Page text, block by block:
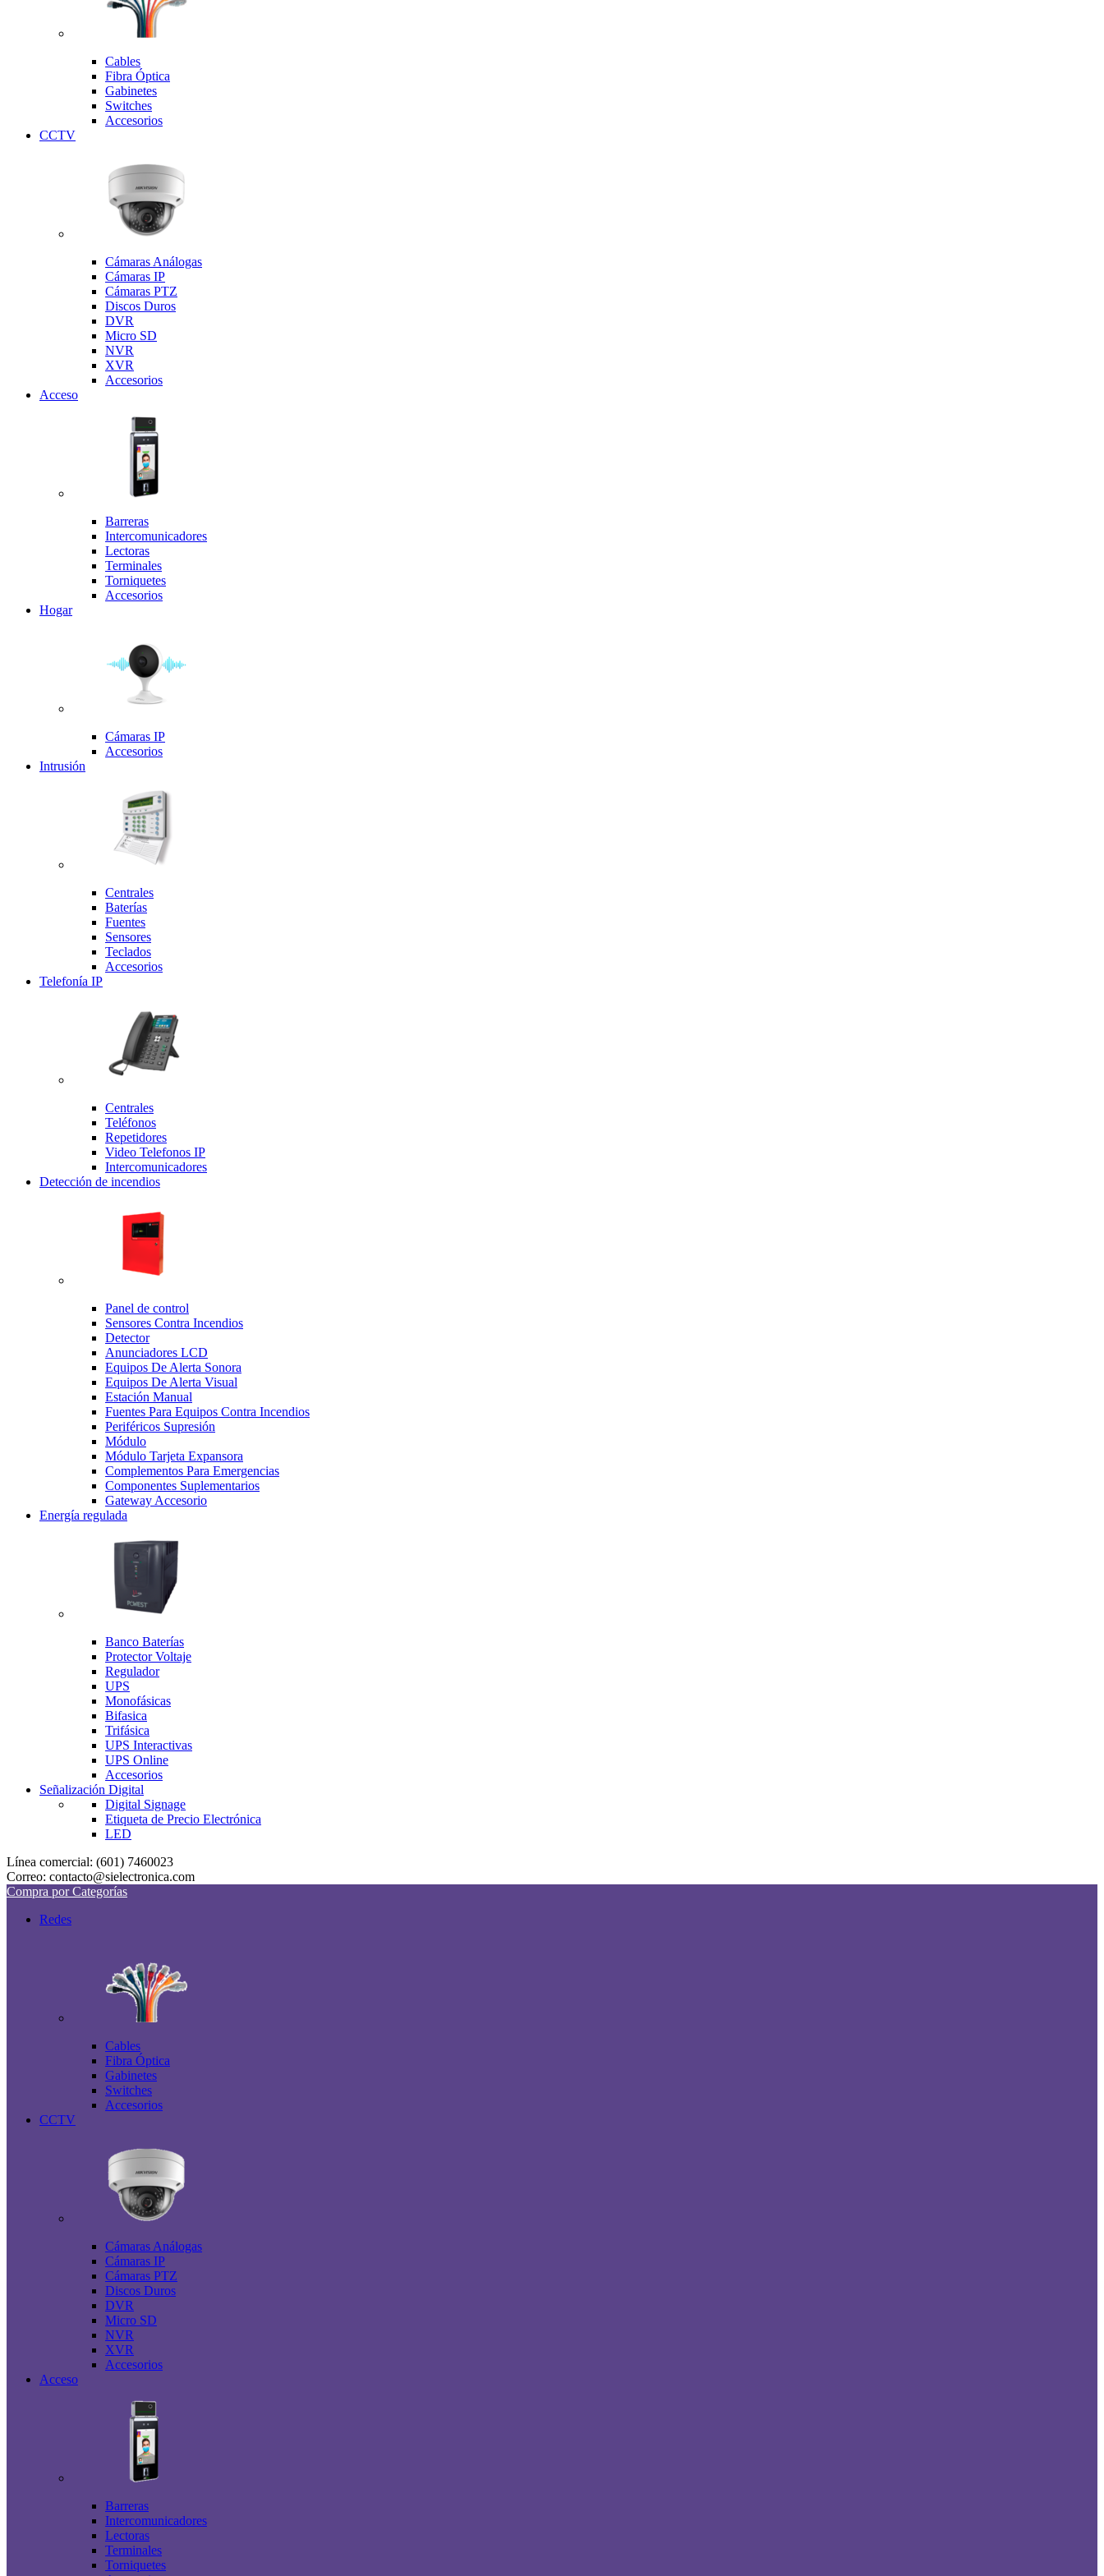
Cables
Fibra Óptica
Gabinetes
Switches
Accesorios
CCTV
Cámaras Análogas
Cámaras IP
Cámaras PTZ
Discos Duros
DVR
Micro SD
NVR
XVR
Accesorios
Acceso
Barreras
Intercomunicadores
Lectoras
Terminales
Torniquetes
Accesorios
Hogar
Cámaras IP
Accesorios
Intrusión
Centrales
Baterías
Fuentes
Sensores
Teclados
Accesorios
Telefonía IP
Centrales
Teléfonos
Repetidores
Video Telefonos IP
Intercomunicadores
Detección de incendios
Panel de control
Sensores Contra Incendios
Detector
Anunciadores LCD
Equipos De Alerta Sonora
Equipos De Alerta Visual
Estación Manual
Fuentes Para Equipos Contra Incendios
Periféricos Supresión
Módulo
Módulo Tarjeta Expansora
Complementos Para Emergencias
Componentes Suplementarios
Gateway Accesorio
Energía regulada
Banco Baterías
Protector Voltaje
Regulador
UPS
Monofásicas
Bifasica
Trifásica
UPS Interactivas
UPS Online
Accesorios
Señalización Digital
Digital Signage
Etiqueta de Precio Electrónica
LED
Línea comercial: (601) 7460023
Correo: contacto@sielectronica.com
Compra por Categorías
Redes
Cables
Fibra Óptica
Gabinetes
Switches
Accesorios
CCTV
Cámaras Análogas
Cámaras IP
Cámaras PTZ
Discos Duros
DVR
Micro SD
NVR
XVR
Accesorios
Acceso
Barreras
Intercomunicadores
Lectoras
Terminales
Torniquetes